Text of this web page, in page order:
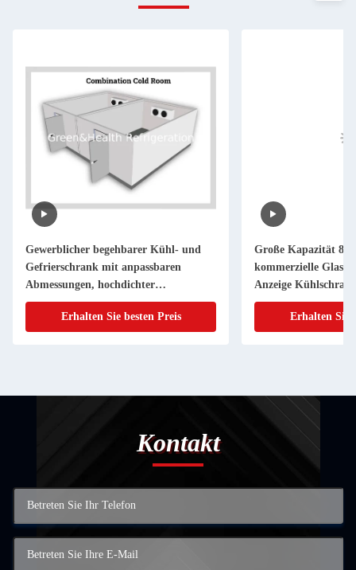
Gewerblicher begehbarer Kühl- und
Gefrierschrank mit anpassbaren
Abmessungen, hochdichter
Polyurethanisolierung und Copeland-
KompressorErhalten Sie besten Preis
Große Kapazität
kommerzielle
Anzeige
dreischichtigen anti-
Glastüren und
Erhalten Sie
Kontakt